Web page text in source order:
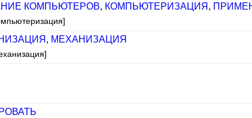
КОМПЬЮТЕРОВ, КОМПЬЮТЕРИЗАЦИЯ ,
, МЕХАНИЗАЦИЯ